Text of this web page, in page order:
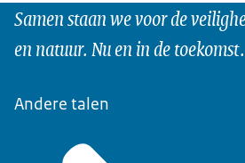
Samen staan we voor de
en natuur. Nu en in de toekomst.
Andere talen